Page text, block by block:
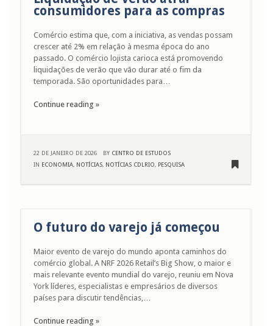
consumidores para as compras
Comércio estima que, com a iniciativa, as vendas possam
crescer até 2% em relação à mesma época do ano
passado. O comércio lojista carioca está promovendo
liquidações de verão que vão durar até o fim da
temporada. São oportunidades para…
Continue reading »
22 DE JANEIRO DE 2026 BY CENTRO DE ESTUDOS
IN ECONOMIA NOTÍCIAS NOTÍCIAS CDLRIO PESQUISA
O futuro do varejo já começou
Maior evento de varejo do mundo aponta caminhos do
comércio global. A NRF 2026 Retail’s Big Show, o maior e
mais relevante evento mundial do varejo, reuniu em Nova
York líderes, especialistas e empresários de diversos
países para discutir tendências,…
Continue reading »